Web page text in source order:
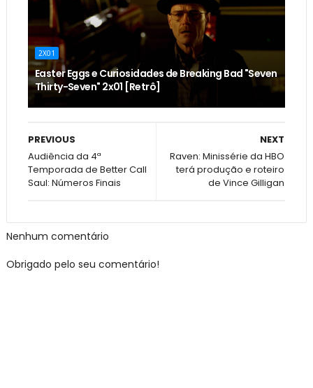
2X01
Easter Eggs e Curiosidades de Breaking Bad "Seven
Thirty-Seven" 2x01 [Retrô]
NEXT
Raven: Minissérie da HBO
terá produção e roteiro
de Vince Gilligan
PREVIOUS
Audiência da 4ª
Temporada de Better Call
Saul: Números Finais
Nenhum comentário
Obrigado pelo seu comentário!